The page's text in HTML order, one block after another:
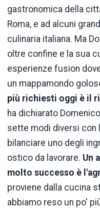
gastronomica della
Roma, e ad alcuni
culinaria italiana. Ma
oltre confine e la sua
esperienze fusion
un mappamondo
più richiesti oggi è il
ha dichiarato
sette modi diversi con
bilanciare uno degli
ostico da lavorare. Un
molto successo è
proviene dalla cucina
abbiamo reso un po'